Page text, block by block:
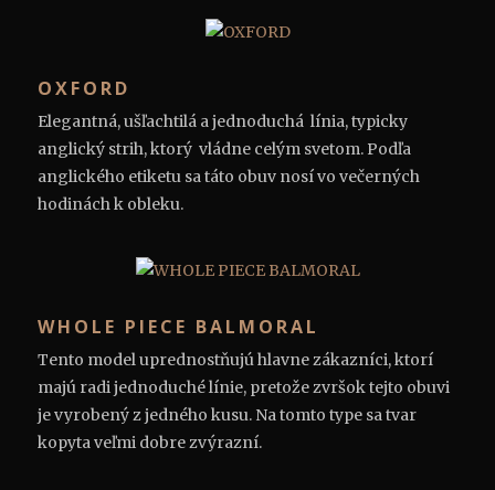
OXFORD
Elegantná, ušľachtilá a jednoduchá línia, typicky
anglický strih, ktorý vládne celým svetom. Podľa
anglického etiketu sa táto obuv nosí vo večerných
hodinách k obleku.
WHOLE PIECE BALMORAL
Tento model uprednostňujú hlavne zákazníci, ktorí
majú radi jednoduché línie, pretože zvršok tejto obuvi
je vyrobený z jedného kusu. Na tomto type sa tvar
kopyta veľmi dobre zvýrazní.